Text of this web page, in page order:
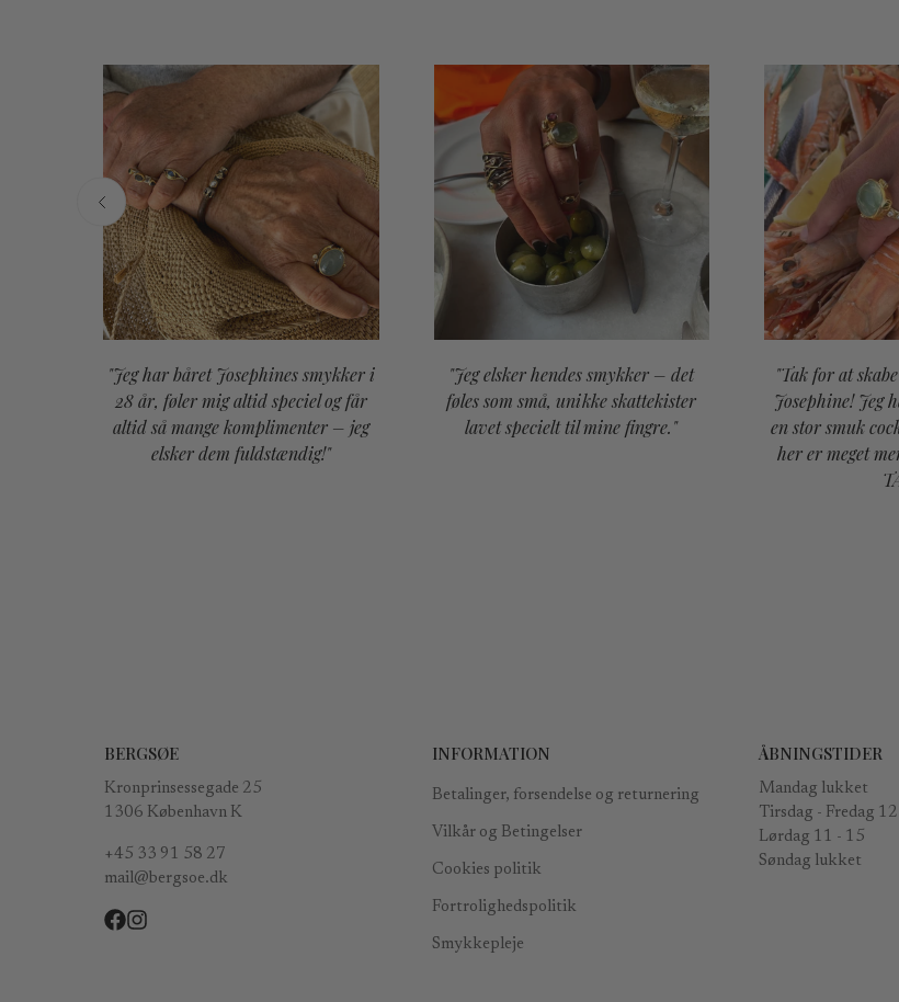
"Jeg har båret Josephines smykker i
28 år, føler mig altid speciel og får
altid så mange komplimenter – jeg
elsker dem fuldstændig!"
"Jeg elsker hendes smykker – det
føles som små, unikke skattekister
lavet specielt til mine fingre."
"Tak for at
Josephine! Jeg
en stor smuk
her er meget
BERGSØE
Kronprinsessegade 25
1306 København K
+45 33 91 58 27
mail@bergsoe.dk
INFORMATION
Betalinger, forsendelse og returnering
Vilkår og Betingelser
Cookies politik
Fortrolighedspolitik
Smykkepleje
ÅBNINGSTIDER
Mandag lukket
Tirsdag - Fredag
Lørdag 11 - 15
Søndag lukket